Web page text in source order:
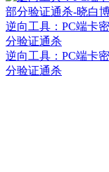
逆向工具：PC端卡
分验证通杀
逆向工具：PC端卡
分验证通杀